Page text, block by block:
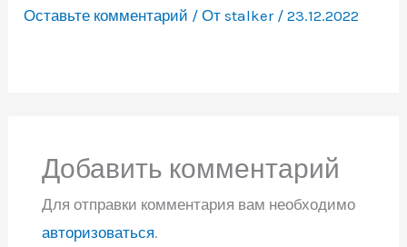
Оставьте комментарий / Отstalker /23.12.2022
Добавить комментарий
Для отправки комментария вам необходимо
авторизоваться.